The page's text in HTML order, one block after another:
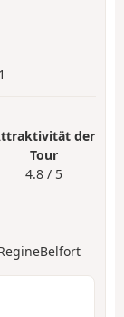
der
Tour
4.8 / 5